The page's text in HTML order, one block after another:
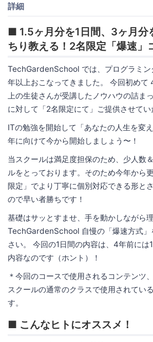
詳細
■ 1.5ヶ月分を1日間、3ヶ月分
ちり教える！2名限定「爆速」
TechGardenSchool では、プログラミン
年以上おこなってきました。 今回初めて
上の生徒さんが受講したノウハウの詰ま
に対して「2名限定にて」ご提供させてい
ITの勉強を開始して「あなたの人生を変
年に向けて今から開始しましょう〜！
当スクールは満足度担保のため、少人数
ルをとっております。そのため今年から
限定」でより丁寧に個別対応できる形と
ので早い者勝ちです！
基礎はサッとすませ、手を動かしながら
TechGardenSchool 自慢の「爆速方式」
さい。 今回の1日間の内容は、4年前には
内容なのです（ホント）！
＊今回のコースで使用されるコンテンツ
スクールの通常のクラスで使用されてい
す。
■ こんなヒトにオススメ！